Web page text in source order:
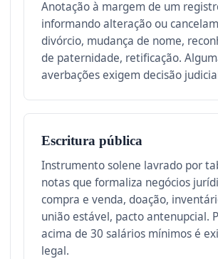
Anotação à margem de um
informando alteração ou
divórcio, mudança de nome,
de paternidade, retificação.
averbações exigem decisão
Escritura pública
Instrumento solene lavrado por
notas que formaliza negócios
compra e venda, doação,
união estável, pacto antenupcial.
acima de 30 salários mínimos é
legal.